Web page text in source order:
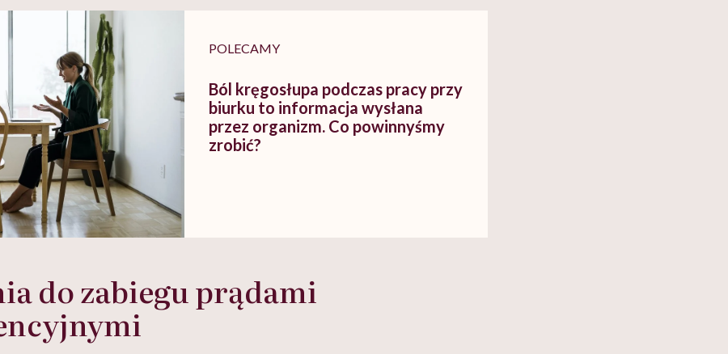
pracy
POLECAMY
Ból kręgosłupa podczas pracy przy
biurku to informacja wysłana
przez organizm. Co powinnyśmy
zrobić?
do zabiegu prądami